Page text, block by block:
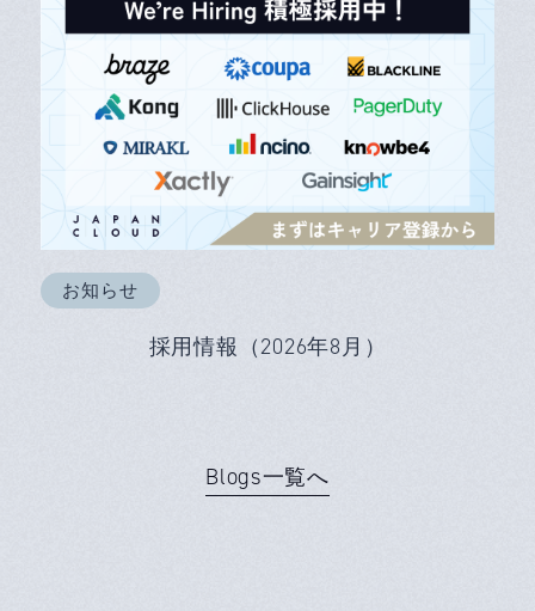
お知らせ
採用情報（2026年8月）
Blogs一覧へ